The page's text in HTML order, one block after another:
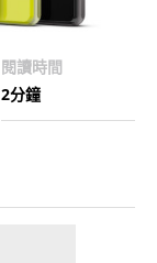
閱讀時間
2分鐘